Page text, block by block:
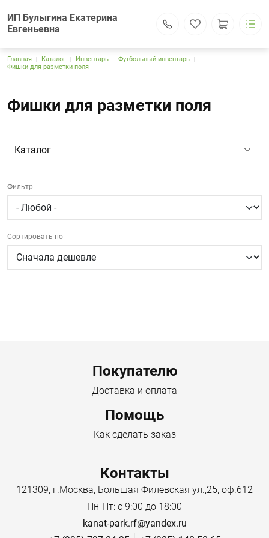
ИП Булыгина Екатерина Евгеньевна
Контакты
ИП Булыгина Екатерина
Евгеньевна
Строка навигации
Главная Каталог Инвентарь
Футбольный инвентарь
Фишки для разметки поля
Фишки для разметки поля
Каталог
Фильтр
Сортировать по
Menu footerПокупателю
Доставка и оплата
Помощь
Как сделать заказ
Контакты
121309, г.Москва, Большая Филевская ул.,25, оф.612
Пн-Пт: с 9:00 до 18:00
kanat-park.rf@yandex.ru